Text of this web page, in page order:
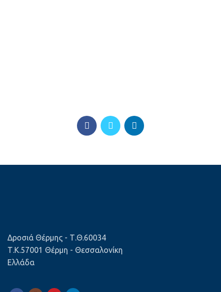
Δροσιά Θέρμης - Τ.Θ.60034
Τ.Κ.57001 Θέρμη - Θεσσαλονίκη
Ελλάδα